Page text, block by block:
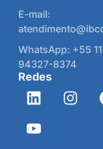
E-mail:
WhatsApp: +55 11
94327-8374
Redes